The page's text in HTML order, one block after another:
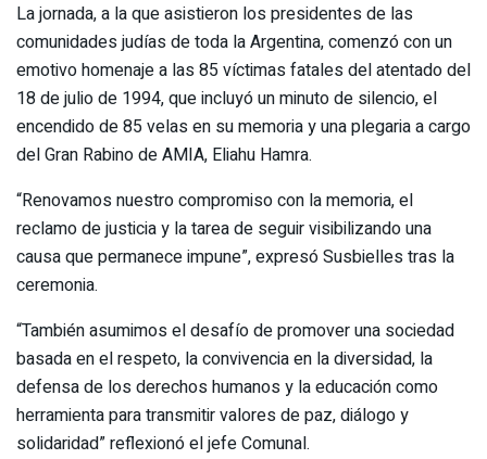
La jornada, a la que asistieron los presidentes de las
comunidades judías de toda la Argentina, comenzó con un
emotivo homenaje a las 85 víctimas fatales del atentado del
18 de julio de 1994, que incluyó un minuto de silencio, el
encendido de 85 velas en su memoria y una plegaria a cargo
del Gran Rabino de AMIA, Eliahu Hamra.
“Renovamos nuestro compromiso con la memoria, el
reclamo de justicia y la tarea de seguir visibilizando una
causa que permanece impune”, expresó Susbielles tras la
ceremonia.
“También asumimos el desafío de promover una sociedad
basada en el respeto, la convivencia en la diversidad, la
defensa de los derechos humanos y la educación como
herramienta para transmitir valores de paz, diálogo y
solidaridad” reflexionó el jefe Comunal.